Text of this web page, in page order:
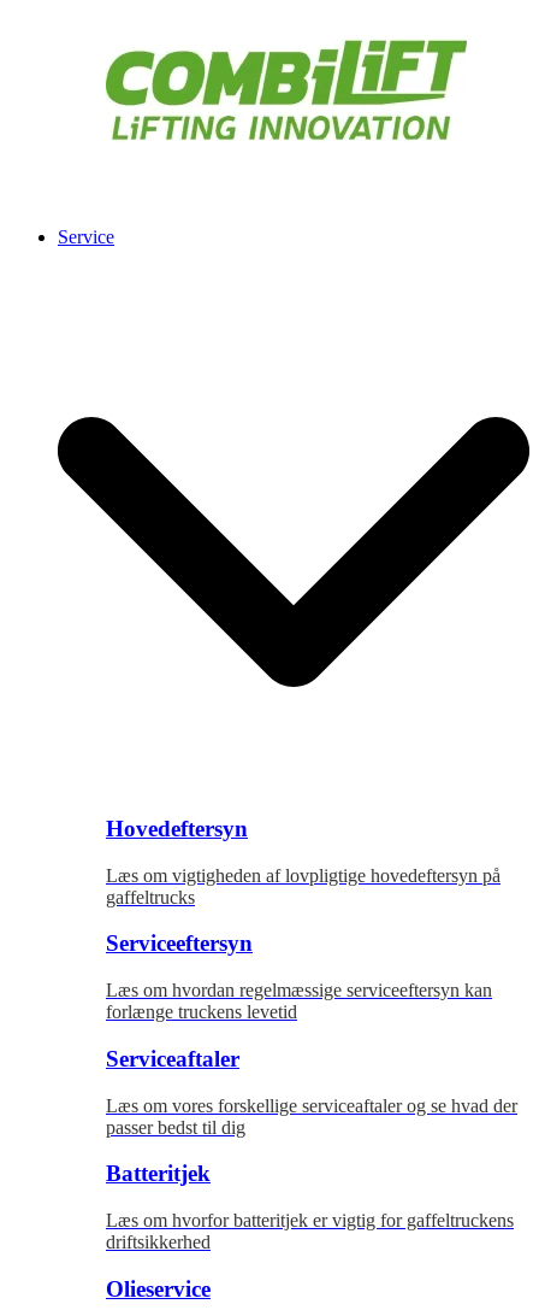
Service
Hovedeftersyn
Læs om vigtigheden af lovpligtige hovedeftersyn på
gaffeltrucks
Serviceeftersyn
Læs om hvordan regelmæssige serviceeftersyn kan
forlænge truckens levetid
Serviceaftaler
Læs om vores forskellige serviceaftaler og se hvad der
passer bedst til dig
Batteritjek
Læs om hvorfor batteritjek er vigtig for gaffeltruckens
driftsikkerhed
Olieservice